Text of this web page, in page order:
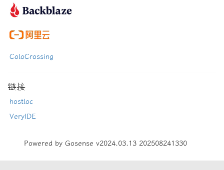
ColoCrossing
链接
hostloc
VeryIDE
Powered by Gosense v2024.03.13 202508241330